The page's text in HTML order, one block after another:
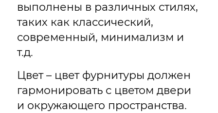
выполнены в различных стилях,
таких как классический,
современный, минимализм и
т.д.
Цвет – цвет фурнитуры должен
гармонировать с цветом двери
и окружающего пространства.